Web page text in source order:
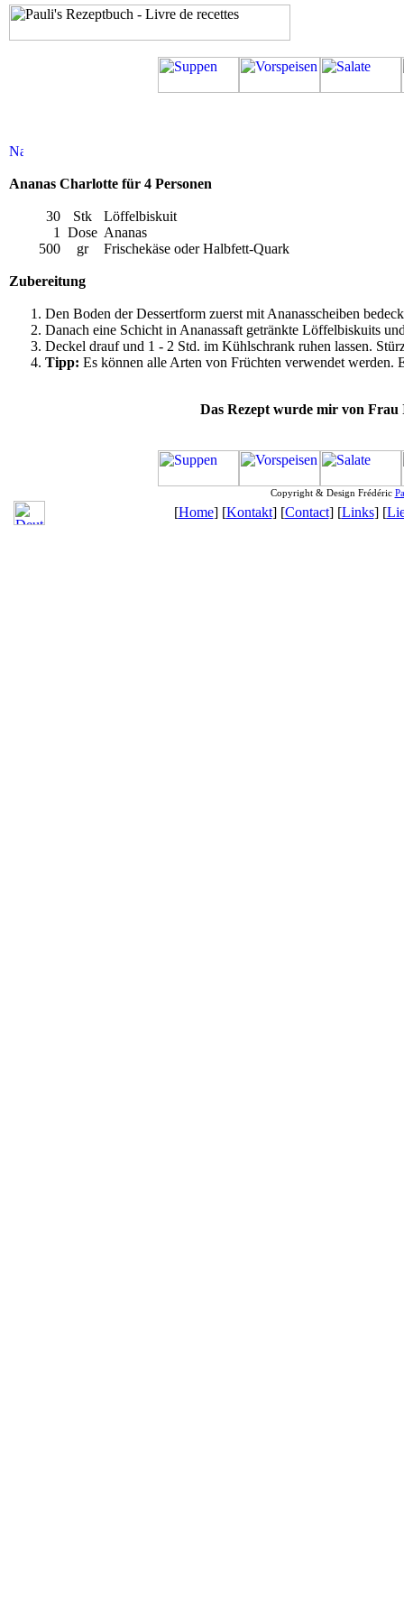
Ananas Charlotte für 4 Personen
30 Stk
Löffelbiskuit
1
Dose Ananas
500
gr Frischekäse oder Halbfett-Quark
Zubereitung
Den Boden der Dessertform zuerst mit Ananasscheiben
Danach eine Schicht in Ananassaft getränkte Löffelbiskuits
Deckel drauf und 1 - 2 Std. im Kühlschrank ruhen lassen.
Tipp: Es können alle Arten von Früchten verwendet werden.
Das Rezept wurde mir von Frau
Copyright & Design Frédéric
[Home] [Kontakt] [Contact] [Links] [